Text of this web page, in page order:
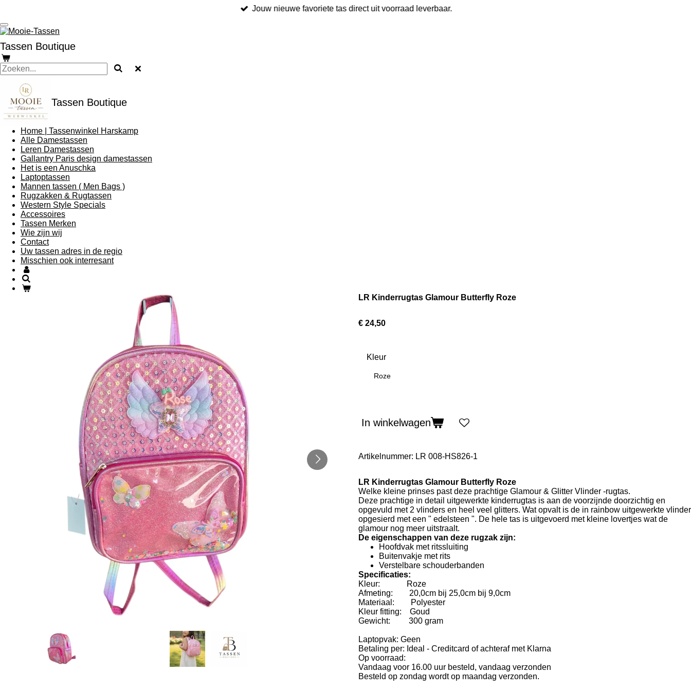
naar
de
hoofdinhoud
Jouw nieuwe favoriete tas direct uit voorraad leverbaar.
Tassen Boutique
Tassen Boutique
Home | Tassenwinkel Harskamp
Alle Damestassen
Leren Damestassen
Gallantry Paris design damestassen
Het is een Anuschka
Laptoptassen
Mannen tassen ( Men Bags )
Rugzakken & Rugtassen
Western Style Specials
Accessoires
Tassen Merken
Wie zijn wij
Contact
Uw tassen adres in de regio
Misschien ook interresant
LR Kinderrugtas Glamour Butterfly Roze
€ 24,50
Kleur
Roze
In winkelwagen
Artikelnummer: LR 008-HS826-1
LR Kinderrugtas Glamour Butterfly Roze
Welke kleine prinses past deze prachtige Glamour & Glitter Vlinder -rugtas.
Deze prachtige in detail uitgewerkte kinderrugtas is aan de voorzijnde doorzichtig en
opgevuld met 2 vlinders en heel veel glitters. Wat opvalt is de in rainbow uitgewerkte vlinder
opgesierd met een " edelsteen ". De hele tas is uitgevoerd met kleine lovertjes wat de
glamour nog meer uitstraalt.
De eigenschappen van deze rugzak zijn:
Hoofdvak met ritssluiting
Buitenvakje met rits
Verstelbare schouderbanden
Specificaties:
Kleur: Roze
Afmeting: 20,0cm bij 25,0cm bij 9,0cm
Materiaal: Polyester
Kleur fitting: Goud
Gewicht: 300 gram
Laptopvak: Geen
Betaling per: Ideal - Creditcard of achteraf met Klarna
Op voorraad:
Vandaag voor 16.00 uur besteld, vandaag verzonden
Besteld op zondag wordt op maandag verzonden.